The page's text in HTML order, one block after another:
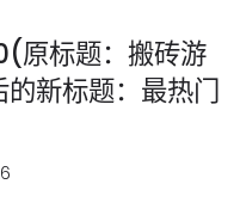
原标题：搬砖游
新标题：最热门